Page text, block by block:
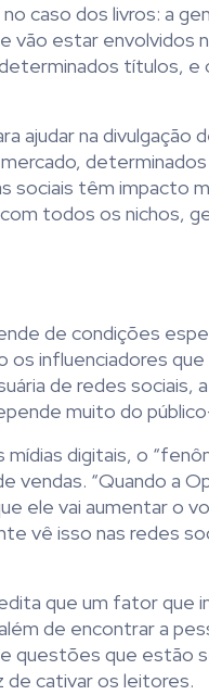
caso dos livros: a
vão estar envolvidos
títulos,
ajudar na divulgação
sociais têm impacto
todos os nichos,
de condições
influenciadores que
de redes sociais,
muito do
digitais, o
“Quando a
ele vai aumentar o
vê isso nas redes
que um fator que
de encontrar a
questões que estão
de cativar os leitores.